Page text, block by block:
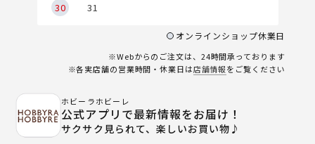
30
31
オンラインショップ休業日
※Webからのご注文は、24時間承っております
※各実店舗の営業時間・休業日は店舗情報をご覧ください
ホビーラホビーレ
公式アプリで最新情報をお届け！
サクサク見られて、楽しいお買い物♪